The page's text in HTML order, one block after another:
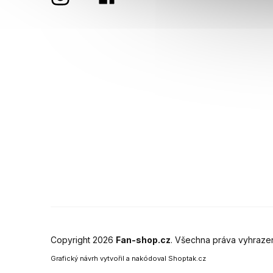
Copyright 2026 Fan-shop.cz. Všechna práva
Grafický návrh vytvořil a nakódoval Shoptak.cz